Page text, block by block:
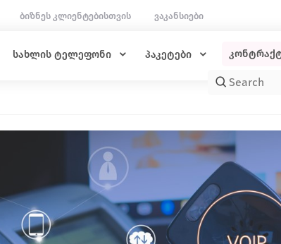
ბიზნეს კლიენტებისთვის ვაკანსიები
სახლის ტელეფონი პაკეტები